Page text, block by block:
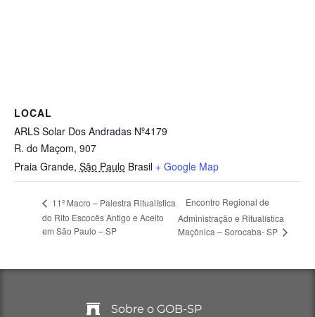
LOCAL
ARLS Solar Dos Andradas Nº4179
R. do Maçom, 907
Praia Grande, São Paulo Brasil + Google Map
11º Macro – Palestra Ritualística
do Rito Escocês Antigo e Aceito
em São Paulo – SP
Encontro Regional de
Administração e Ritualística
Maçônica – Sorocaba- SP
Sobre o GOB-SP